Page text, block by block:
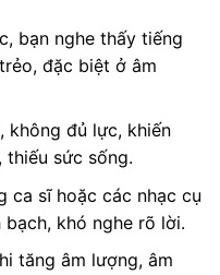
bạn nghe thấy tiếng
đặc biệt ở âm
không đủ lực, khiến
thiếu sức sống.
ca sĩ hoặc các nhạc cụ
khó nghe rõ lời.
tăng âm lượng, âm